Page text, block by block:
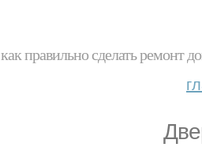
как правильно сделать ремонт